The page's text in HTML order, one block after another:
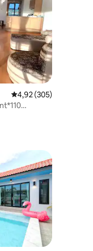
Средна оценка: 4,92
4,92 (305)